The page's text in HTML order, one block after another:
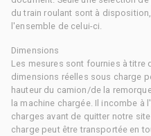
du train roulant sont à
l'ensemble de celui-ci.
Dimensions
Les mesures sont fournies à titre
dimensions réelles sous charge
hauteur du camion/de la
la machine chargée. Il incombe
charges avant de quitter notre
charge peut être transportée en